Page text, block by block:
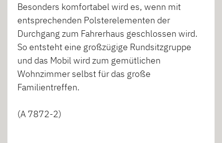
Besonders komfortabel wird es, wenn mit
entsprechenden Polsterelementen der
Durchgang zum Fahrerhaus geschlossen wird.
So entsteht eine großzügige Rundsitzgruppe
und das Mobil wird zum gemütlichen
Wohnzimmer selbst für das große
Familientreffen.
(A 7872-2)